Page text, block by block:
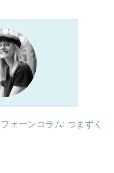
ェーンコラム: つまずく